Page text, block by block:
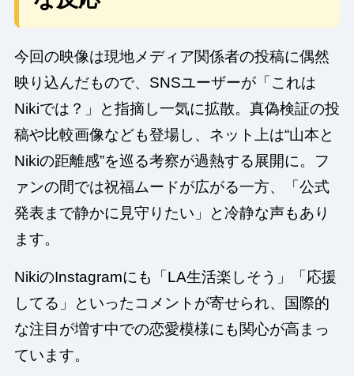
今回の映像は現地メディア関係者の投稿に偶然
映り込んだもので、SNSユーザーが「これは
Nikiでは？」と指摘し一気に拡散。真偽検証の投
稿や比較画像なども登場し、ネット上は“山本と
Nikiの距離感”を巡る考察が過熱する展開に。フ
ァンの間では祝福ムードが広がる一方、「公式
発表まで静かに見守りたい」と冷静な声もあり
ます。
NikiのInstagramにも「LA生活楽しそう」「応援
してる」といったコメントが寄せられ、国際的
な注目が増す中での恋愛模様にも関心が高まっ
ています。